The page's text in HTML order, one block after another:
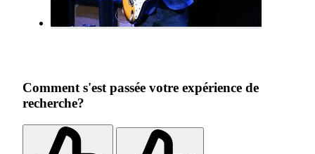
Comment s'est passée votre expérience de
recherche?